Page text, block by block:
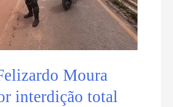
Moura
interdição total